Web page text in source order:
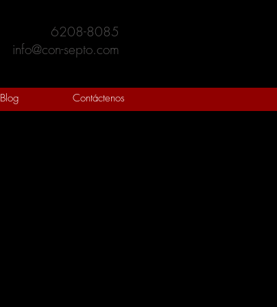
6208-8085
info@con-septo.com
Blog Contáctenos